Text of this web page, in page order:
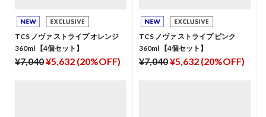
TCS ノヴァ ストライプ オレンジ
360ml 【4個セット】
¥7,040¥5,632 (20%OFF)
TCS ノヴァ ストライプ ピンク
360ml 【4個セット】
¥7,040¥5,632 (20%OFF)